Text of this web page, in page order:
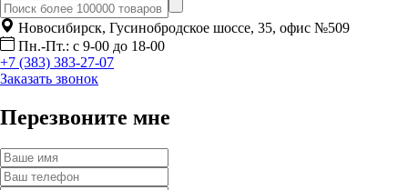
Новосибирск, Гусинобродское шоссе, 35, офис №509
Пн.-Пт.: с 9-00 до 18-00
+7 (383) 383-27-07
Заказать звонок
Перезвоните мне